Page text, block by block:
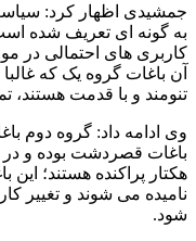
جمشیدی اظهار کرد:
به گونه ای تعریف شده
آن باغات گروه یک که
تنومند و با قدمت هستند،
وی ادامه دا‌د: گروه دوم
هکتار پراکنده هستند؛
شود.